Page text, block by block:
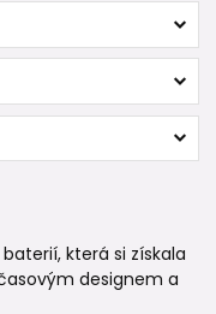
která si získala
designem a